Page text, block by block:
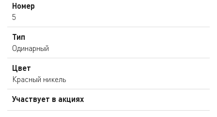
Номер
5
Тип
Одинарный
Цвет
Красный никель
Участвует в акциях